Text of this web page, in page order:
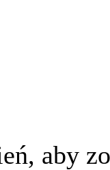
aby